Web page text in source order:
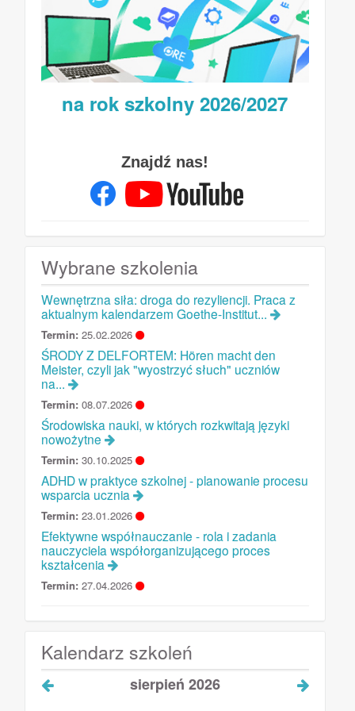
na rok szkolny 2026/2027
Znajdź nas!
Wybrane szkolenia
Wewnętrzna siła: droga do rezyliencji. Praca z
aktualnym kalendarzem Goethe-Institut...
Termin: 25.02.2026
ŚRODY Z DELFORTEM: Hören macht den
Meister, czyli jak "wyostrzyć słuch" uczniów
na...
Termin: 08.07.2026
Środowiska nauki, w których rozkwitają języki
nowożytne
Termin: 30.10.2025
ADHD w praktyce szkolnej - planowanie procesu
wsparcia ucznia
Termin: 23.01.2026
Efektywne współnauczanie - rola i zadania
nauczyciela współorganizującego proces
kształcenia
Termin: 27.04.2026
Kalendarz szkoleń
sierpień 2026